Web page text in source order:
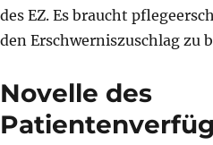
des EZ. Es braucht
den Erschwerniszuschlag zu
Novelle des